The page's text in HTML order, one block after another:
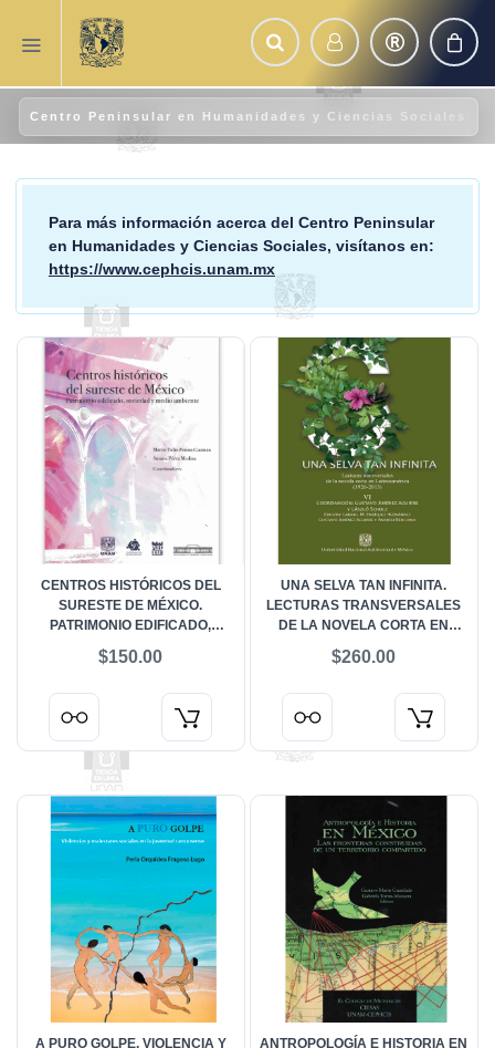
Centro Peninsular en Humanidades y Ciencias Sociales
Para más información acerca del Centro Peninsular
en Humanidades y Ciencias Sociales, visítanos en:
https://www.cephcis.unam.mx
CENTROS HISTÓRICOS DEL
SURESTE DE MÉXICO.
PATRIMONIO EDIFICADO,
$150.00
UNA SELVA TAN INFINITA.
LECTURAS TRANSVERSALES
DE LA NOVELA CORTA EN
$260.00
A PURO GOLPE. VIOLENCIA Y
ANTROPOLOGÍA E HISTORIA EN